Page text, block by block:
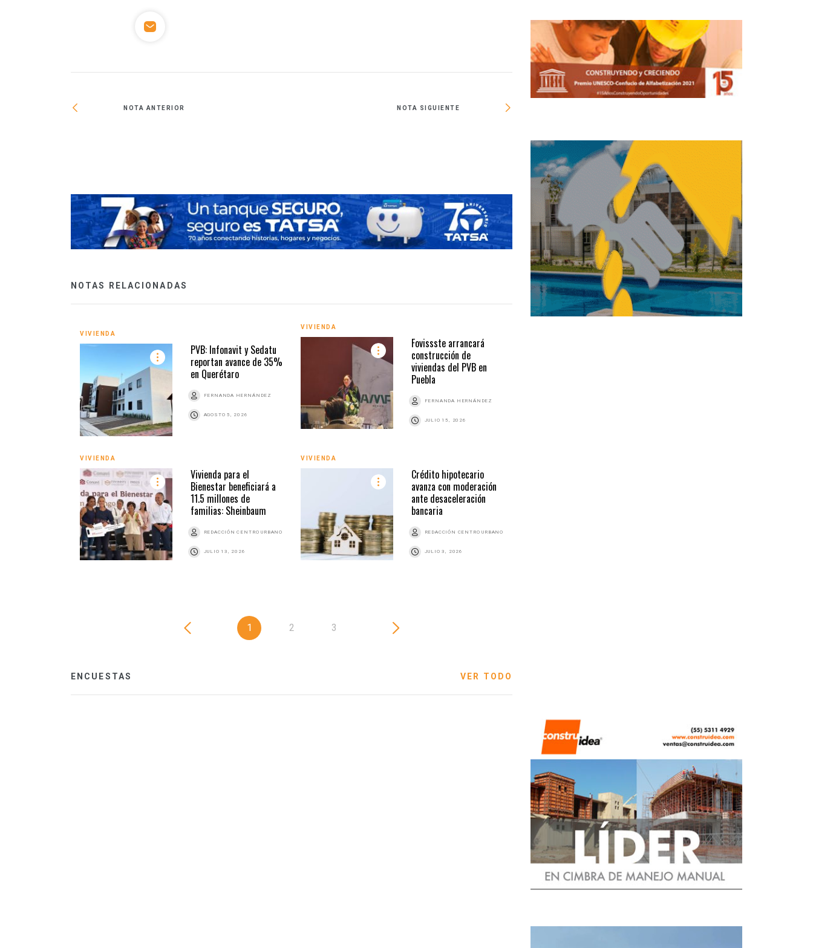
NOTA ANTERIOR NOTA SIGUIENTE
NOTAS RELACIONADAS
VIVIENDA
PVB: Infonavit y Sedatu
reportan avance de 35%
en Querétaro
FERNANDA HERNÁNDEZ
AGOSTO 5, 2026
VIVIENDA
Fovissste arrancará
construcción de
viviendas del PVB en
Puebla
FERNANDA HERNÁNDEZ
JULIO 15, 2026
VIVIENDA
Vivienda para el
Bienestar beneficiará a
11.5 millones de
familias: Sheinbaum
REDACCIÓN CENTRO URBANO
JULIO 13, 2026
VIVIENDA
Crédito hipotecario
avanza con moderación
ante desaceleración
bancaria
REDACCIÓN CENTRO URBANO
JULIO 3, 2026
1 2 3
ENCUESTAS VER TODO